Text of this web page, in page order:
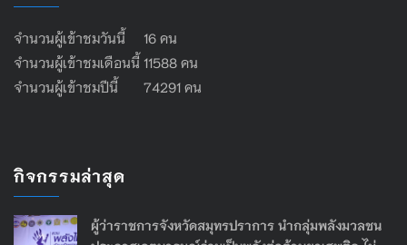
จำนวนผู้เข้าชมวันนี้ 16 คน
จำนวนผู้เข้าชมเดือนนี้ 11588 คน
จำนวนผู้เข้าชมปีนี้ 74291 คน
กิจกรรมล่าสุด
ผู้ว่าราชการจังหวัดสมุทรปราการ นำกลุ่มพลังมวลชน